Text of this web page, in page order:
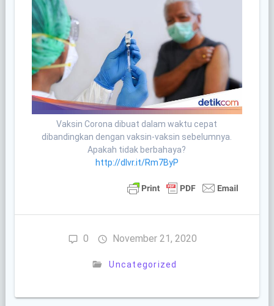
Vaksin Corona dibuat dalam waktu cepat
dibandingkan dengan vaksin-vaksin sebelumnya.
Apakah tidak berbahaya?
http://dlvr.it/Rm7ByP
0 November 21, 2020
Uncategorized